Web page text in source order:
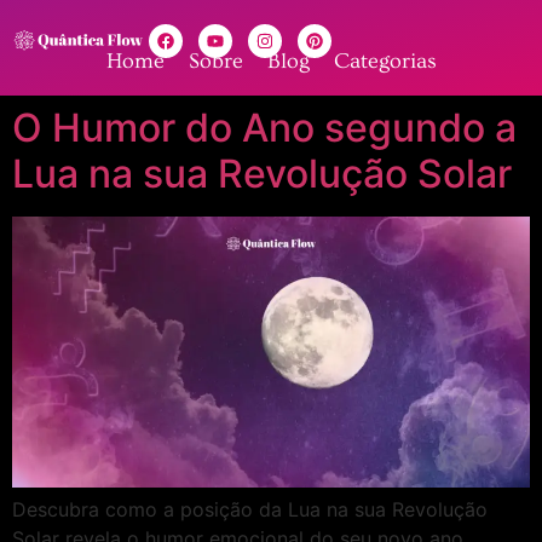
Home Sobre Blog Categorias
O Humor do Ano segundo a
Lua na sua Revolução Solar
Descubra como a posição da Lua na sua Revolução